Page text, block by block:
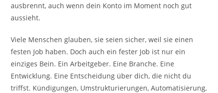
ausbrennt, auch wenn dein Konto im Moment noch gut
aussieht.
Viele Menschen glauben, sie seien sicher, weil sie einen
festen Job haben. Doch auch ein fester Job ist nur ein
einziges Bein. Ein Arbeitgeber. Eine Branche. Eine
Entwicklung. Eine Entscheidung über dich, die nicht du
triffst. Kündigungen, Umstrukturierungen, Automatisierung,